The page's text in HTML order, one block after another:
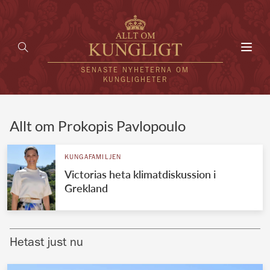
SENASTE NYHETERNA OM
KUNGLIGHETER
UTLÄNDSKT
VÄRLDENS KUNGAHUS
Allt om Prokopis Pavlopoulo
KUNGAFAMILJEN
Victorias heta klimatdiskussion i
Grekland
Hetast just nu